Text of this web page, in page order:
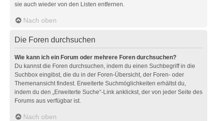
sie auch wieder von den Listen entfernen.
Nach oben
Die Foren durchsuchen
Wie kann ich ein Forum oder mehrere Foren durchsuchen?
Du kannst die Foren durchsuchen, indem du einen Suchbegriff in die
Suchbox eingibst, die du in der Foren-Übersicht, der Foren- oder
Themenansicht findest. Erweiterte Suchmöglichkeiten erhältst du,
indem du den „Erweiterte Suche“-Link anklickst, der von jeder Seite des
Forums aus verfügbar ist.
Nach oben